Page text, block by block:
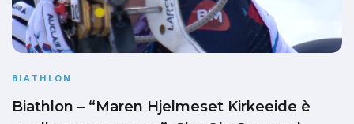
BIATHLON
Biathlon – “Maren Hjelmeset Kirkeeide è